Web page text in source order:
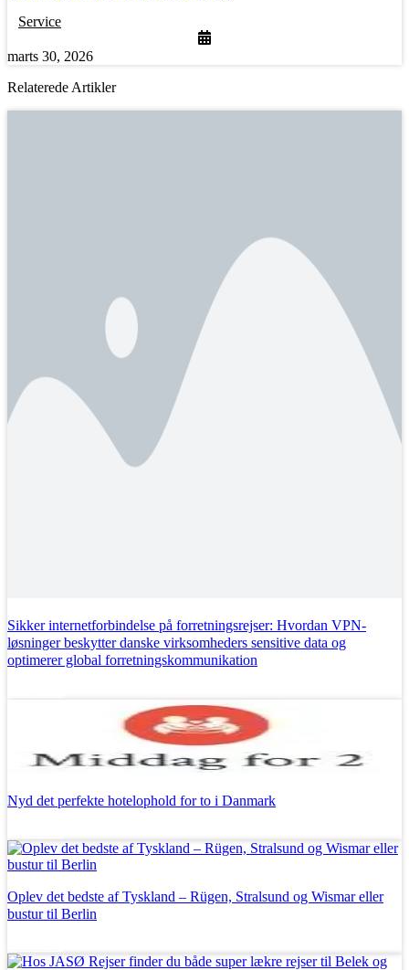
Service
marts 30, 2026
Relaterede Artikler
Sikker internetforbindelse på forretningsrejser: Hvordan VPN-
løsninger beskytter danske virksomheders sensitive data og
optimerer global forretningskommunikation
Nyd det perfekte hotelophold for to i Danmark
Oplev det bedste af Tyskland – Rügen, Stralsund og Wismar eller
bustur til Berlin